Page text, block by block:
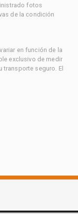
fotos
de la condición
en función de la
exclusivo de medir
seguro. El